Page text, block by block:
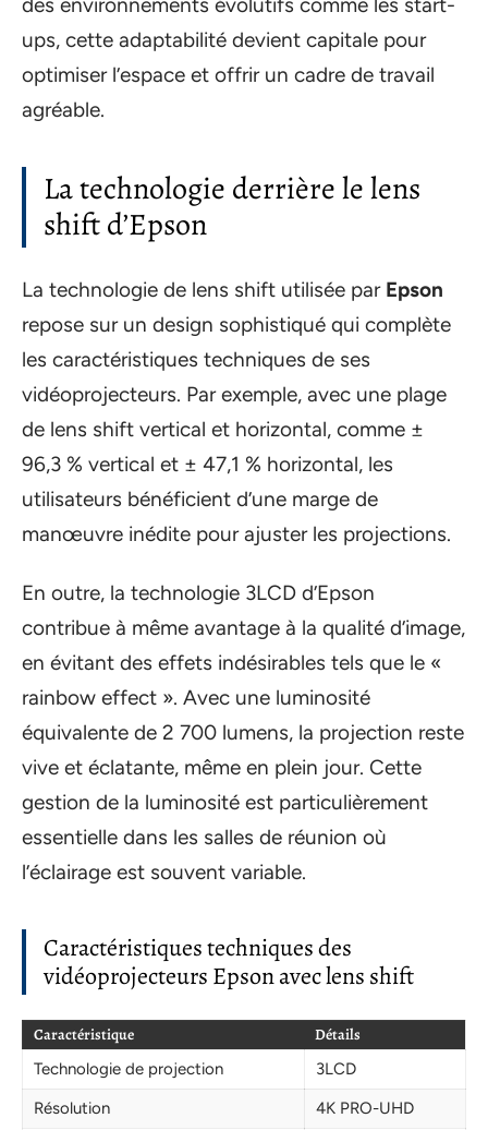
ups, cette adaptabilité devient capitale pour
optimiser l’espace et offrir un cadre de travail
agréable.
La technologie derrière le lens
shift d’Epson
La technologie de lens shift utilisée par Epson
repose sur un design sophistiqué qui complète
les caractéristiques techniques de ses
vidéoprojecteurs. Par exemple, avec une plage
de lens shift vertical et horizontal, comme ±
96,3 % vertical et ± 47,1 % horizontal, les
utilisateurs bénéficient d’une marge de
manœuvre inédite pour ajuster les projections.
En outre, la technologie 3LCD d’Epson
contribue à même avantage à la qualité d’image,
en évitant des effets indésirables tels que le «
rainbow effect ». Avec une luminosité
équivalente de 2 700 lumens, la projection reste
vive et éclatante, même en plein jour. Cette
gestion de la luminosité est particulièrement
essentielle dans les salles de réunion où
l’éclairage est souvent variable.
Caractéristiques techniques des
vidéoprojecteurs Epson avec lens shift
Caractéristique Détails
Technologie de projection
3LCD
Résolution
4K PRO-UHD